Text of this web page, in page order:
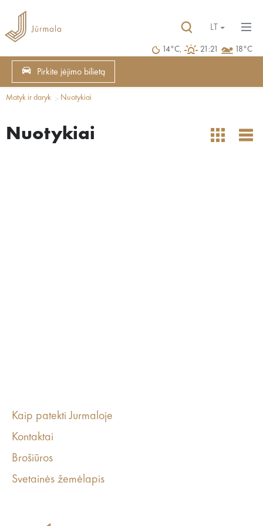
14°C, 21:21 18°C
LT
Pirkite įėjimo bilietą
Matyk ir daryk Nuotykiai
Nuotykiai
Kaip patekti Jurmaloje
Kontaktai
Brošiūros
Svetainės žemėlapis